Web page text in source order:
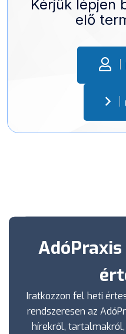
Kérjük lépjen
elő
Iratkozzon fel heti
rendszeresen az
hírekről,